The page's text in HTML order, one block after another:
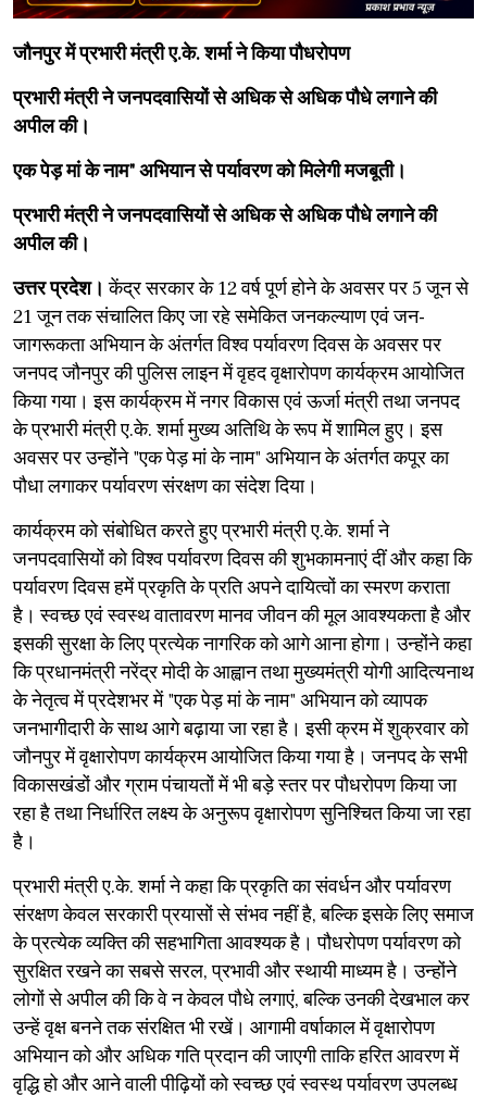
जौनपुर में प्रभारी मंत्री ए.के. शर्मा ने किया पौधरोपण
प्रभारी मंत्री ने जनपदवासियों से अधिक से अधिक पौधे लगाने की
अपील की।
एक पेड़ मां के नाम" अभियान से पर्यावरण को मिलेगी मजबूती।
प्रभारी मंत्री ने जनपदवासियों से अधिक से अधिक पौधे लगाने की
अपील की।
उत्तर प्रदेश।केंद्र सरकार के 12 वर्ष पूर्ण होने के अवसर पर 5 जून से
21 जून तक संचालित किए जा रहे समेकित जनकल्याण एवं जन-
जागरूकता अभियान के अंतर्गत विश्व पर्यावरण दिवस के अवसर पर
जनपद जौनपुर की पुलिस लाइन में वृहद वृक्षारोपण कार्यक्रम आयोजित
किया गया। इस कार्यक्रम में नगर विकास एवं ऊर्जा मंत्री तथा जनपद
के प्रभारी मंत्री ए.के. शर्मा मुख्य अतिथि के रूप में शामिल हुए। इस
अवसर पर उन्होंने "एक पेड़ मां के नाम" अभियान के अंतर्गत कपूर का
पौधा लगाकर पर्यावरण संरक्षण का संदेश दिया।
​कार्यक्रम को संबोधित करते हुए प्रभारी मंत्री ए.के. शर्मा ने
जनपदवासियों को विश्व पर्यावरण दिवस की शुभकामनाएं दीं और कहा कि
पर्यावरण दिवस हमें प्रकृति के प्रति अपने दायित्वों का स्मरण कराता
है। स्वच्छ एवं स्वस्थ वातावरण मानव जीवन की मूल आवश्यकता है और
इसकी सुरक्षा के लिए प्रत्येक नागरिक को आगे आना होगा। उन्होंने कहा
कि प्रधानमंत्री नरेंद्र मोदी के आह्वान तथा मुख्यमंत्री योगी आदित्यनाथ
के नेतृत्व में प्रदेशभर में "एक पेड़ मां के नाम" अभियान को व्यापक
जनभागीदारी के साथ आगे बढ़ाया जा रहा है। इसी क्रम में शुक्रवार को
जौनपुर में वृक्षारोपण कार्यक्रम आयोजित किया गया है। जनपद के सभी
विकासखंडों और ग्राम पंचायतों में भी बड़े स्तर पर पौधरोपण किया जा
रहा है तथा निर्धारित लक्ष्य के अनुरूप वृक्षारोपण सुनिश्चित किया जा रहा
है।
​प्रभारी मंत्री ए.के. शर्मा ने कहा कि प्रकृति का संवर्धन और पर्यावरण
संरक्षण केवल सरकारी प्रयासों से संभव नहीं है, बल्कि इसके लिए समाज
के प्रत्येक व्यक्ति की सहभागिता आवश्यक है। पौधरोपण पर्यावरण को
सुरक्षित रखने का सबसे सरल, प्रभावी और स्थायी माध्यम है। उन्होंने
लोगों से अपील की कि वे न केवल पौधे लगाएं, बल्कि उनकी देखभाल कर
उन्हें वृक्ष बनने तक संरक्षित भी रखें। आगामी वर्षाकाल में वृक्षारोपण
अभियान को और अधिक गति प्रदान की जाएगी ताकि हरित आवरण में
वृद्धि हो और आने वाली पीढ़ियों को स्वच्छ एवं स्वस्थ पर्यावरण उपलब्ध